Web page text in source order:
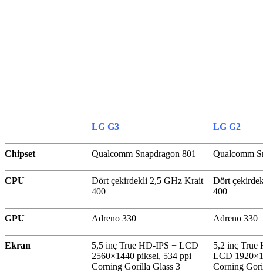
LG G3 LG G2
Chipset Qualcomm Snapdragon 801 Qualcomm
CPU
Dört çekirdekli 2,5 GHz Krait
400
Dört
400
GPU Adreno 330 Adreno 330
Ekran
5,5 inç True HD-IPS + LCD
2560×1440 piksel, 534 ppi
Corning Gorilla Glass 3
5,2 inç True
LCD
Corning